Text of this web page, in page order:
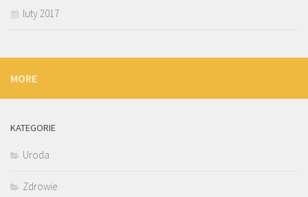
luty 2017
MORE
KATEGORIE
Uroda
Zdrowie